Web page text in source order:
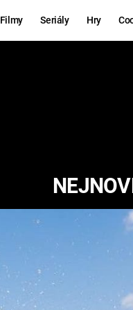
Filmy Seriály Hry
RYCHLE A
ZBĚSILE 10
PREDÁTOR